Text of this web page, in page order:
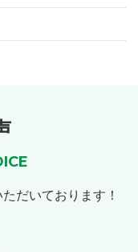
だいております！